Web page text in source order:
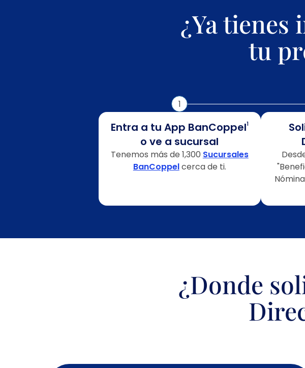
¿Ya tienes
tu
1
Entra a tu App BanCoppel1
o ve a sucursal
Tenemos más de 1,300 Sucursales
BanCoppelcerca de ti.
¿Donde